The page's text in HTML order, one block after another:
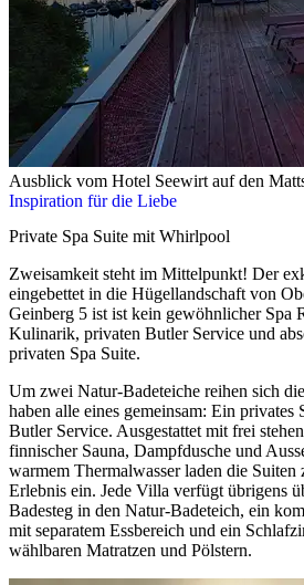
Ausblick vom Hotel Seewirt auf den
Inspiration für die Liebe
Private Spa Suite mit Whirlpool
Zweisamkeit steht im Mittelpunkt! Der
eingebettet in die Hügellandschaft von
Geinberg 5 ist ist kein gewöhnlicher Spa
Kulinarik, privaten Butler Service und
privaten Spa Suite.
Um zwei Natur-Badeteiche reihen sich
haben alle eines gemeinsam: Ein
Butler Service. Ausgestattet mit frei
finnischer Sauna, Dampfdusche und
warmem Thermalwasser laden die Suiten
Erlebnis ein. Jede Villa verfügt übrigens
Badesteg in den Natur-Badeteich, ein
mit separatem Essbereich und ein
wählbaren Matratzen und Pölstern.